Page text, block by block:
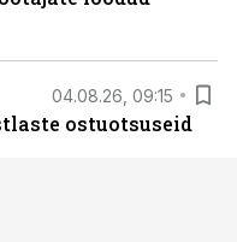
04.08.26, 09:15
ostuotsuseid